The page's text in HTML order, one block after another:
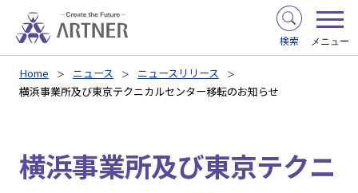
検索 メニュー
Home ニュース
ニュースリリース
横浜事業所及び東京テクニカルセンター移転のお知らせ
横浜事業所及び東京テクニ